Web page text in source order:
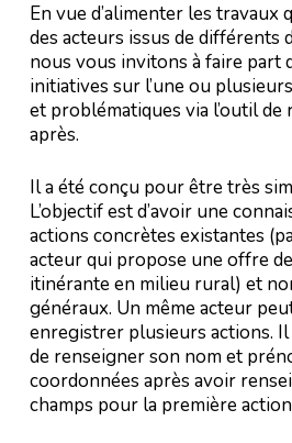
En vue d’alimenter les travaux
des acteurs issus de différents
nous vous invitons à faire part
initiatives sur l’une ou
et problématiques via l’outil de
après.
Il a été conçu pour être très
L’objectif est d’avoir une
actions concrètes existantes
acteur qui propose une offre
itinérante en milieu rural) et
généraux. Un même acteur
enregistrer plusieurs actions.
de renseigner son nom et
coordonnées après avoir
champs pour la première